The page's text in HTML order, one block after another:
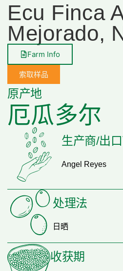
Ecu Finca
Mejorado,
Farm Info
索取样品
原产地
厄瓜多尔
生产商/出
Angel Reyes
处理法
日晒
收获期